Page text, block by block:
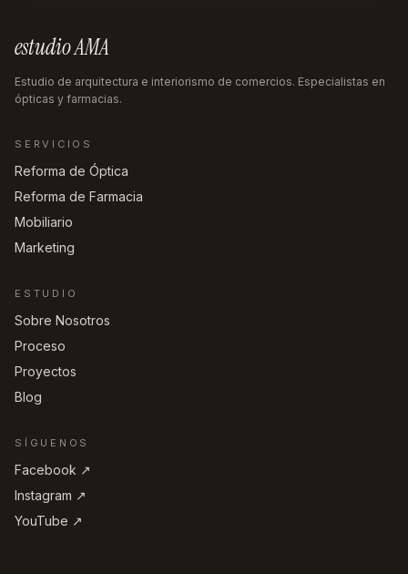
estudio AMA
Estudio de arquitectura e interiorismo de comercios. Especialistas en
ópticas y farmacias.
SERVICIOS
Reforma de Óptica
Reforma de Farmacia
Mobiliario
Marketing
ESTUDIO
Sobre Nosotros
Proceso
Proyectos
Blog
SÍGUENOS
Facebook ↗︎
Instagram ↗︎
YouTube ↗︎